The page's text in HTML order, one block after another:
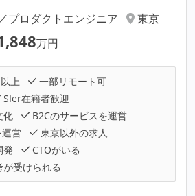
プロダクトエンジニア
東京
万円
上
一部リモート可
SIer在籍者歓迎
化
B2Cのサービスを運営
営
東京以外の求人
発
CTOがいる
受けられる